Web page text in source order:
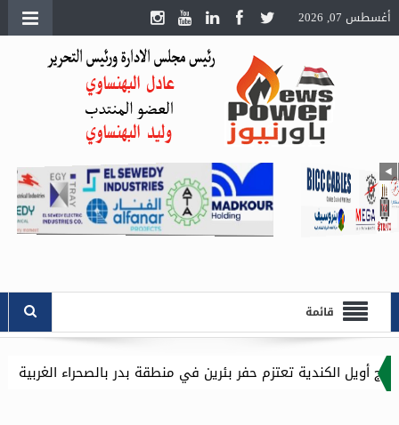
أغسطس 07, 2026
قائمة
حفر بئرين في منطقة بدر بالصحراء الغربية باستثمارات 16.1 مليون دولار